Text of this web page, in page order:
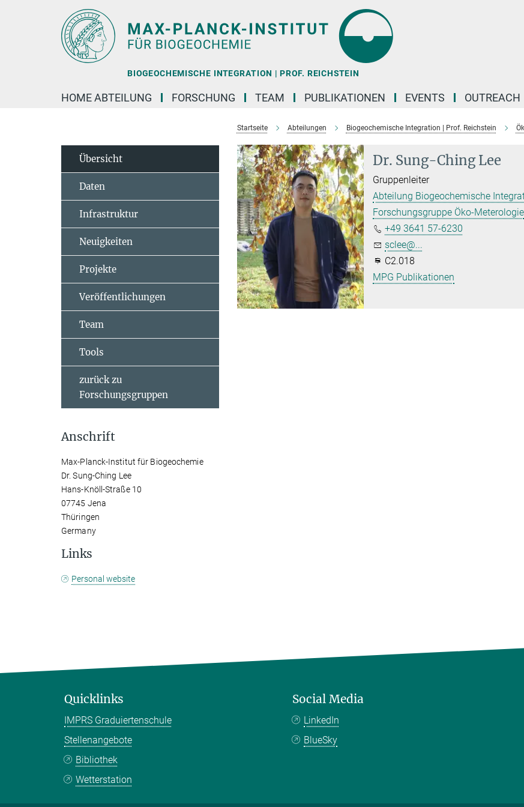
BIOGEOCHEMISCHE INTEGRATION | PROF. REICHSTEIN
HOME ABTEILUNG FORSCHUNG TEAM PUBLIKATIONEN EVENTS OUTREACH
Startseite Abteilungen Biogeochemische Integration | Prof. Reichstein
Dr. Sung-Ching Lee
Gruppenleiter
Abteilung Biogeochemische
Forschungsgruppe Öko-Meterologie
+49 3641 57-6230
sclee@...
C2.018
MPG Publikationen
Übersicht
Daten
Infrastruktur
Neuigkeiten
Projekte
Veröffentlichungen
Team
Tools
zurück zu
Forschungsgruppen
Anschrift
Max-Planck-Institut für Biogeochemie
Dr. Sung-Ching Lee
Hans-Knöll-Straße 10
07745 Jena
Thüringen
Germany
Links
Personal website
Quicklinks
IMPRS Graduiertenschule
Stellenangebote
Bibliothek
Wetterstation
Social Media
LinkedIn
BlueSky